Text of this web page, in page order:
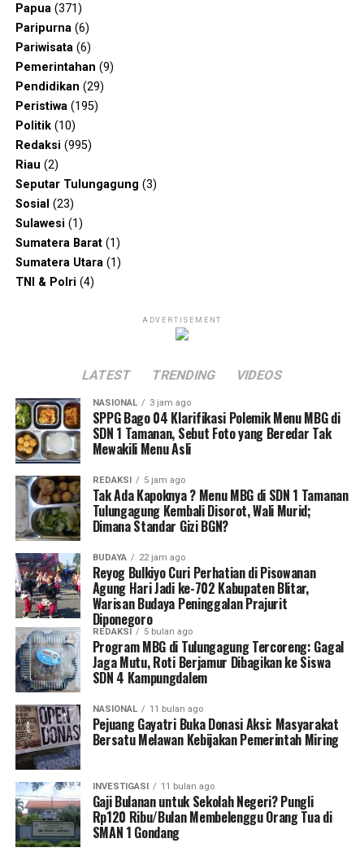
Papua(371)
Paripurna(6)
Pariwisata(6)
Pemerintahan (9)
Pendidikan (29)
Peristiwa(195)
Politik(10)
Redaksi (995)
Riau (2)
Seputar Tulungagung (3)
Sosial (23)
Sulawesi (1)
Sumatera Barat(1)
Sumatera Utara(1)
TNI & Polri (4)
ADVERTISEMENT
LATEST TRENDING VIDEOS
NASIONAL 3 jam ago
SPPG Bago 04 Klarifikasi Polemik Menu MBG di
SDN 1 Tamanan, Sebut Foto yang Beredar Tak
Mewakili Menu Asli
REDAKSI 5 jam ago
Tak Ada Kapoknya ? Menu MBG di SDN 1 Tamanan
Tulungagung Kembali Disorot, Wali Murid;
Dimana Standar Gizi BGN?
BUDAYA 22 jam ago
Reyog Bulkiyo Curi Perhatian di Pisowanan
Agung Hari Jadi ke-702 Kabupaten Blitar,
Warisan Budaya Peninggalan Prajurit
Diponegoro
REDAKSI 5 bulan ago
Program MBG di Tulungagung Tercoreng: Gagal
Jaga Mutu, Roti Berjamur Dibagikan ke Siswa
SDN 4 Kampungdalem
NASIONAL 11 bulan ago
Pejuang Gayatri Buka Donasi Aksi: Masyarakat
Bersatu Melawan Kebijakan Pemerintah Miring
INVESTIGASI 11 bulan ago
Gaji Bulanan untuk Sekolah Negeri? Pungli
Rp120 Ribu/Bulan Membelenggu Orang Tua di
SMAN 1 Gondang